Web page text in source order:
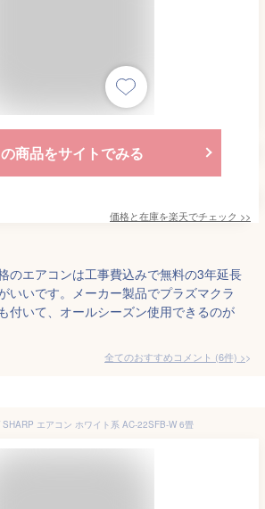
商品をサイトでみる
価格と在庫を楽天でチェック >>
のエアコンは工事費込みで無料の3年延長
いいです。メーカー製品でプラズマクラ
付いて、オールシーズン使用できるのが
全てのおすすめコメント (6件) >
SHARP エアコン ホワイト系 AC-22SFB-W 6畳